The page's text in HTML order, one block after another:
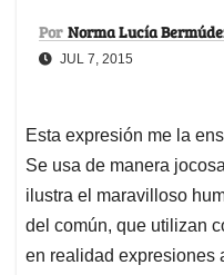
Por Norma Lucía
JUL 7, 2015
Esta expresión me la
Se usa de manera
ilustra el maravilloso
del común, que utilizan
en realidad expresiones